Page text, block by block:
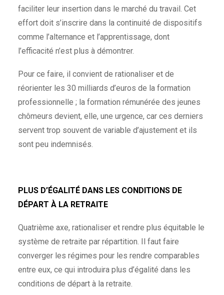
faciliter leur insertion dans le marché du travail. Cet
effort doit s’inscrire dans la continuité de dispositifs
comme l’alternance et l’apprentissage, dont
l’efficacité n’est plus à démontrer.
Pour ce faire, il convient de rationaliser et de
réorienter les 30 milliards d’euros de la formation
professionnelle ; la formation rémunérée des jeunes
chômeurs devient, elle, une urgence, car ces derniers
servent trop souvent de variable d’ajustement et ils
sont peu indemnisés.
PLUS D’ÉGALITÉ DANS LES CONDITIONS DE
DÉPART À LA RETRAITE
Quatrième axe, rationaliser et rendre plus équitable le
système de retraite par répartition. Il faut faire
converger les régimes pour les rendre comparables
entre eux, ce qui introduira plus d’égalité dans les
conditions de départ à la retraite.